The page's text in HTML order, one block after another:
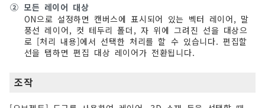
② 모든 레이어 대상
ON으로 설정하면 캔버스에 표시되어 있는 벡터 레이어, 말
풍선 레이어, 컷 테두리 폴더, 자 위에 그려진 선을 대상으
로 [처리 내용]에서 선택한 처리를 할 수 있습니다. 편집할
선을 탭하면 편집 대상 레이어가 전환됩니다.
조작